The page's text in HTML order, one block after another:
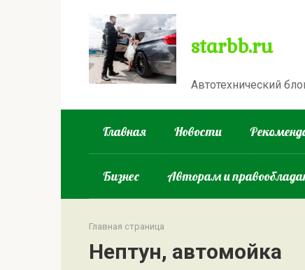
starbb.ru
Автотехнический
Главная Новости
Бизнес Авторам и
Главная страница
Нептун, автомойка